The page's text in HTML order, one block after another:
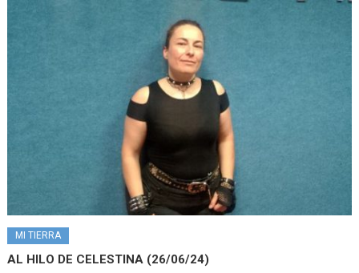
MI TIERRA
AL HILO DE CELESTINA (26/06/24)